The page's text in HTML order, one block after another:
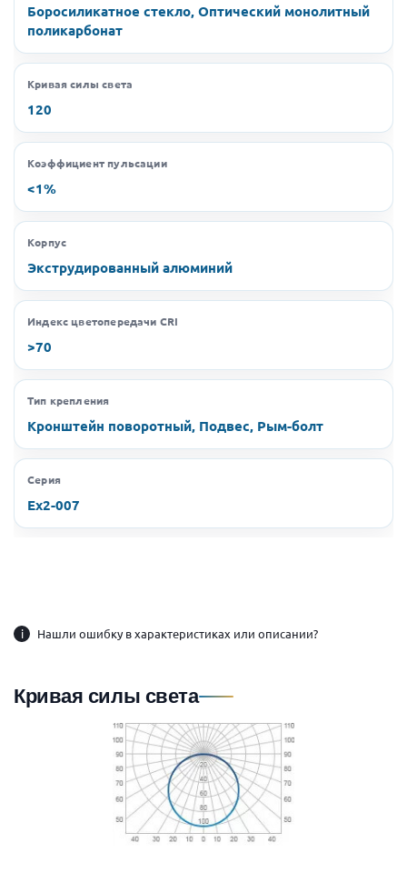
Боросиликатное стекло, Оптический монолитный
поликарбонат
Кривая силы света
120
Коэффициент пульсации
<1%
Корпус
Экструдированный алюминий
Индекс цветопередачи CRI
>70
Тип крепления
Кронштейн поворотный, Подвес, Рым-болт
Серия
Ex2-007
i Нашли ошибку в характеристиках или описании?
Кривая силы света